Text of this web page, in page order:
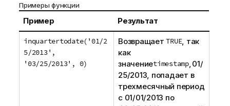
Примеры функции
Пример Результат
inquartertodate('01/2
5/2013',
'03/25/2013', 0)
ВозвращаетTRUE, так
как
значениеtimestamp, 01/
25/2013, попадает в
трехмесячный период
с 01/01/2013 по